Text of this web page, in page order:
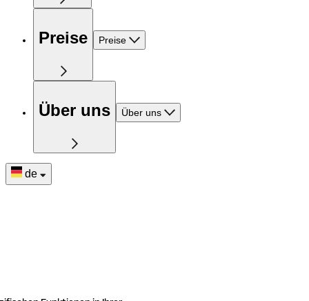
Preise Preise
Über uns Über uns
de